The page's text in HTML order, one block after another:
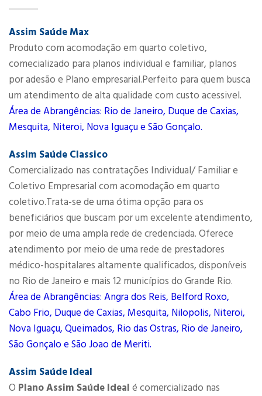
Assim Saúde Max
Produto com acomodação em quarto coletivo,
comecializado para planos individual e familiar, planos
por adesão e Plano empresarial.Perfeito para quem busca
um atendimento de alta qualidade com custo acessivel.
Área de Abrangências: Rio de Janeiro, Duque de Caxias,
Mesquita, Niteroi, Nova Iguaçu e São Gonçalo.
Assim Saúde Classico
Comercializado nas contratações Individual/ Familiar e
Coletivo Empresarial com acomodação em quarto
coletivo.Trata-se de uma ótima opção para os
beneficiários que buscam por um excelente atendimento,
por meio de uma ampla rede de credenciada. Oferece
atendimento por meio de uma rede de prestadores
médico-hospitalares altamente qualificados, disponíveis
no Rio de Janeiro e mais 12 municípios do Grande Rio.
Área de Abrangências: Angra dos Reis, Belford Roxo,
Cabo Frio, Duque de Caxias, Mesquita, Nilopolis, Niteroi,
Nova Iguaçu, Queimados, Rio das Ostras, Rio de Janeiro,
São Gonçalo e São Joao de Meriti.
Assim Saúde Ideal
O Plano Assim Saúde Ideal é comercializado nas